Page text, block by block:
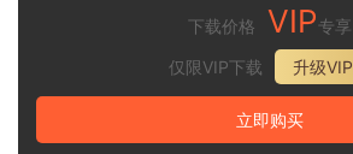
下载价格 VIP专享
仅限VIP下载
升级VIP
立即购买